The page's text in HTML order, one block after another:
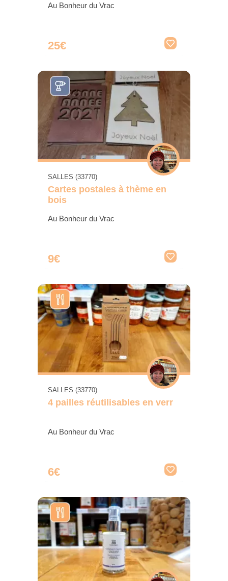
Au Bonheur du Vrac
25€
SALLES (33770)
Cartes postales à thème en
bois
Au Bonheur du Vrac
9€
SALLES (33770)
4 pailles réutilisables en verr
Au Bonheur du Vrac
6€